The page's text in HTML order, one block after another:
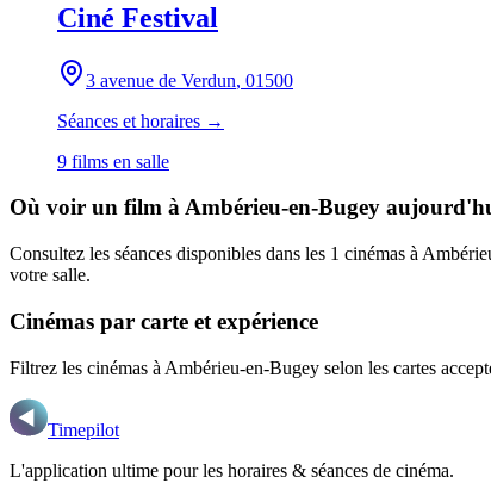
Ciné Festival
3 avenue de Verdun, 01500
Séances et horaires →
9 films en salle
Où voir un film à Ambérieu-en-Bugey
Consultez les séances disponibles dans les 1 cinémas à
votre salle.
Cinémas par carte et expérience
Filtrez les cinémas à Ambérieu-en-Bugey selon les cartes
Timepilot
L'application ultime pour les horaires & séances de cinéma.